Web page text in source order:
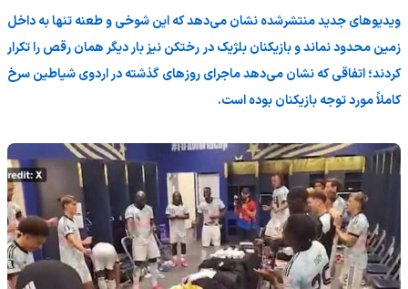
ویدیوهای جدید منتشرشده نشان می‌دهد که این شوخی و طعنه تنها به داخل
زمین محدود نماند و بازیکنان بلژیک در رختکن نیز بار دیگر همان رقص را تکرار
کردند؛ اتفاقی که نشان می‌دهد ماجرای روزهای گذشته در اردوی شیاطین سرخ
کاملاً مورد توجه بازیکنان بوده است.